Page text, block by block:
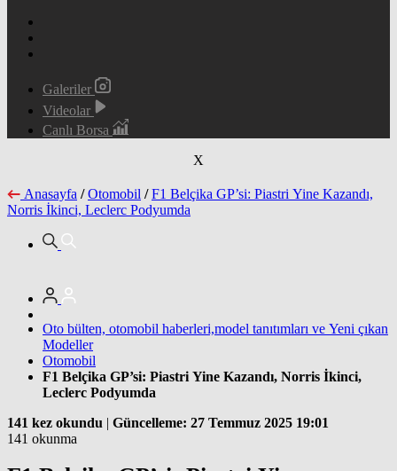
Galeriler
Videolar
Canlı Borsa
X
Anasayfa / Otomobil / F1 Belçika GP’si: Piastri Yine Kazandı,
Norris İkinci, Leclerc Podyumda
Oto bülten, otomobil haberleri,model tanıtımları ve Yeni çıkan
Modeller
Otomobil
F1 Belçika GP’si: Piastri Yine Kazandı, Norris İkinci,
Leclerc Podyumda
141 kez okundu | Güncelleme: 27 Temmuz 2025 19:01
141 okunma